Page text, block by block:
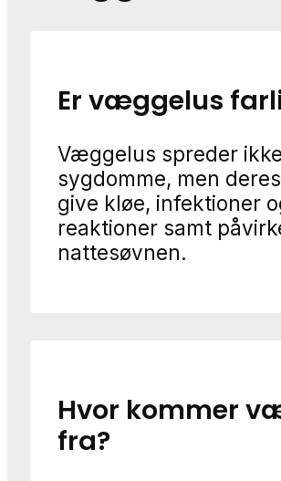
Er væggelus
Væggelus spreder ikke
sygdomme, men
give kløe, infektioner
reaktioner samt
nattesøvnen.
Hvor kommer
fra?